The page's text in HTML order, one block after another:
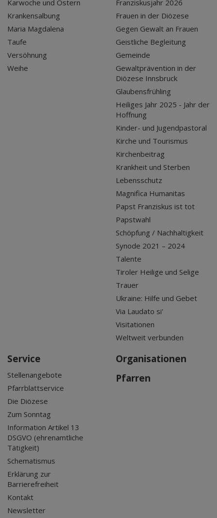
Karwoche und Ostern
Krankensalbung
Maria Magdalena
Taufe
Versöhnung
Weihe
Franziskusjahr 2026
Frauen in der Diözese
Gegen Gewalt an Frauen
Geistliche Begleitung
Gemeinde
Gewaltprävention in der
Diözese Innsbruck
Glaubensfrühling
Heiliges Jahr 2025 - Jahr der
Hoffnung
Kinder- und Jugendpastoral
Kirche und Tourismus
Kirchenbeitrag
Krankheit und Sterben
Lebensschutz
Magnifica Humanitas
Papst Franziskus ist tot
Papstwahl
Schöpfung / Nachhaltigkeit
Synode 2021 – 2024
Talente
Tiroler Heilige und Selige
Trauer
Ukraine: Hilfe und Gebet
Via Laudato si'
Visitationen
Weltweit verbunden
Service
Stellenangebote
Pfarrblattservice
Die Diözese
Zum Sonntag
Information Artikel 13
DSGVO (ehrenamtliche
Tätigkeit)
Schematismus
Erklärung zur
Barrierefreiheit
Kontakt
Newsletter
Organisationen
Pfarren